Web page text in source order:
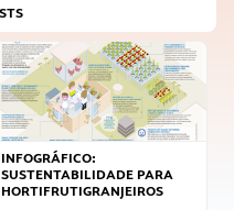
INFOGRÁFICO:
SUSTENTABILIDADE PARA
HORTIFRUTIGRANJEIROS